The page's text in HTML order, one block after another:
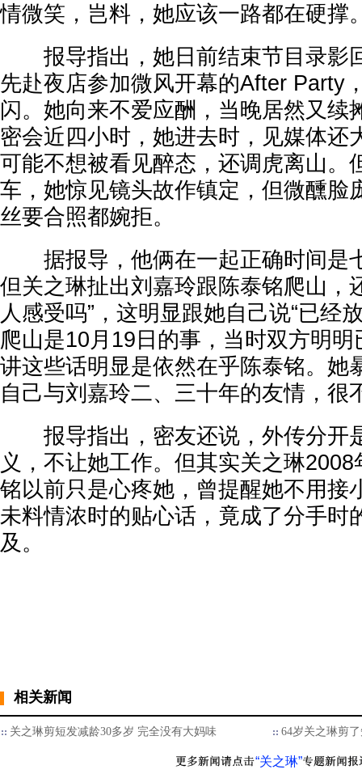
情微笑，岂料，她应该一路都在硬撑
报导指出，她日前结束节目录影
先赴夜店参加微风开幕的After Party
闪。她向来不爱应酬，当晚居然又续
密会近四小时，她进去时，见媒体还
可能不想被看见醉态，还调虎离山。
车，她惊见镜头故作镇定，但微醺脸
丝要合照都婉拒。
据报导，他俩在一起正确时间是
但关之琳扯出刘嘉玲跟陈泰铭爬山，
人感受吗”，这明显跟她自己说“已经
爬山是10月19日的事，当时双方明
讲这些话明显是依然在乎陈泰铭。她
自己与刘嘉玲二、三十年的友情，很
报导指出，密友还说，外传分开
义，不让她工作。但其实关之琳
铭以前只是心疼她，曾提醒她不用接
未料情浓时的贴心话，竟成了分手时
及。
相关新闻
关之琳剪短发减龄30多岁 完全没有大妈味 64岁关之琳剪
“关之琳”